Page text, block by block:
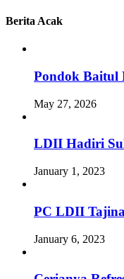
Berita Acak
Pondok Baitul
May 27, 2026
LDII Hadiri
January 1, 2023
PC LDII
January 6, 2023